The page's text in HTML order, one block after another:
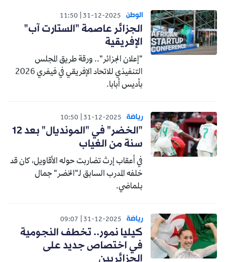
الوطن 31-12-2025
11:50
الجزائر عاصمة "الستارت آب"
الإفريقية
"إعلان الجزائر".. ورقة طريق المجلس
التنفيذي للاتحاد الإفريقي في فيفري 2026
بأديس أبابا.
رياضة 31-12-2025
10:50
"الخضر" في "المونديال" بعد 12
سنة من الغياب
في أعقاب إرث تضاربت حوله الأقاويل، كان قد
خلفه المدرب السابق لـ"الخضر" جمال
بلماضي.
رياضة 31-12-2025
09:07
كيليا نمور.. تخطف النجومية
في اختصاص جديد على
الجزائريين